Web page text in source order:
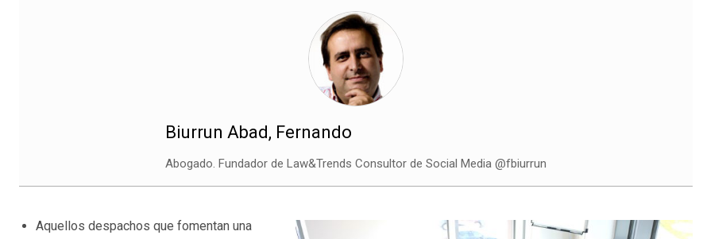
Biurrun Abad, Fernando
Abogado. Fundador de Law&Trends Consultor de Social Media @fbiurrun
Aquellos despachos que fomentan una